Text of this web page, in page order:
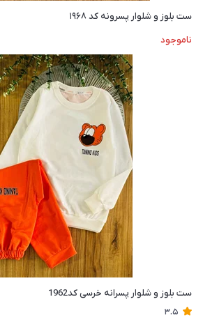
ست بلوز و شلوار پسرونه کد ۱۹۶۸
ناموجود
ست بلوز و شلوار پسرانه خرسی کد1962
3.5